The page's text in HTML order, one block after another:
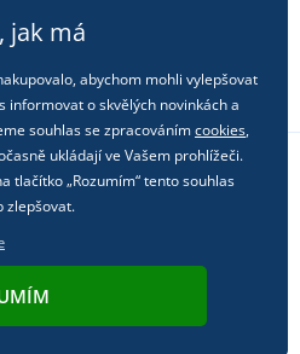
sociálních sítích
jak má
abychom mohli vylepšovat
informovat o skvělých novinkách a
souhlas se zpracovánímcookies,
ukládají ve Vašem prohlížeči.
tlačítko „Rozumím“ tento souhlas
zlepšovat.